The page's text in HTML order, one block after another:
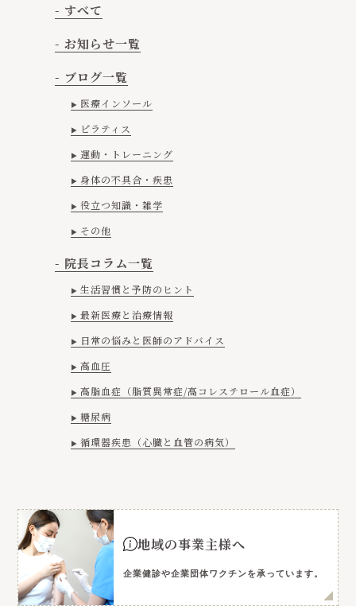
- すべて
- お知らせ一覧
- ブログ一覧
医療インソール
ピラティス
運動・トレーニング
身体の不具合・疾患
役立つ知識・雑学
その他
- 院長コラム一覧
生活習慣と予防のヒント
最新医療と治療情報
日常の悩みと医師のアドバイス
高血圧
高脂血症（脂質異常症/高コレステロール血症）
糖尿病
循環器疾患（心臓と血管の病気）
地域の事業主様へ
企業健診や企業団体ワクチンを承っています。